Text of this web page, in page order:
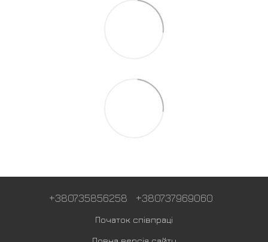
+380735856258 +380737969060
Початок співпраці